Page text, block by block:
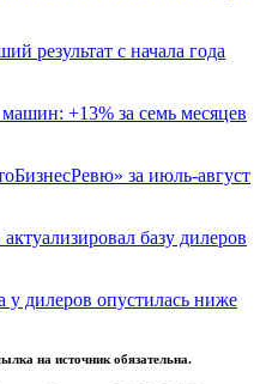
результат с начала года
+13% за семь месяцев
за июль-август
базу дилеров
у дилеров опустилась ниже
на источник обязательна.